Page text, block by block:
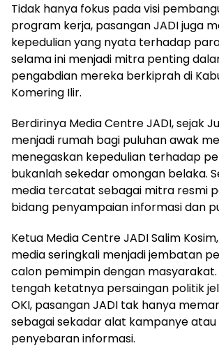
Tidak hanya fokus pada visi
program kerja, pasangan JADI juga
kepedulian yang nyata terhadap
selama ini menjadi mitra penting
pengabdian mereka berkiprah di
Komering Ilir.
Berdirinya Media Centre JADI, sejak
menjadi rumah bagi puluhan awak
menegaskan kepedulian terhadap
bukanlah sekedar omongan belaka.
media tercatat sebagai mitra resmi
bidang penyampaian informasi dan
Ketua Media Centre JADI Salim
media seringkali menjadi jembatan
calon pemimpin dengan masyarakat.
tengah ketatnya persaingan politik
OKI, pasangan JADI tak hanya
sebagai sekadar alat kampanye
penyebaran informasi.